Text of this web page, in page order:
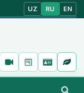
UZ RU EN